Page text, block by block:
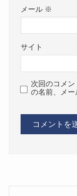
メール ※
サイト
次回のコメ
の名前、メー